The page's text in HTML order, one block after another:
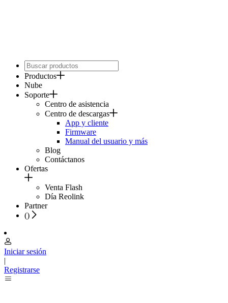
Productos
Nube
Soporte
Centro de asistencia
Centro de descargas
App y cliente
Firmware
Manual del usuario y más
Blog
Contáctanos
Ofertas
Venta Flash
Día Reolink
Partner
()
Iniciar sesión
|
Registrarse